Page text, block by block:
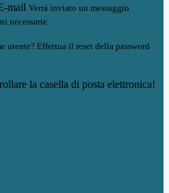
mail Verrà inviato un messaggio
necessarie.
utente? Effettua il reset della password
la casella di posta elettronica!